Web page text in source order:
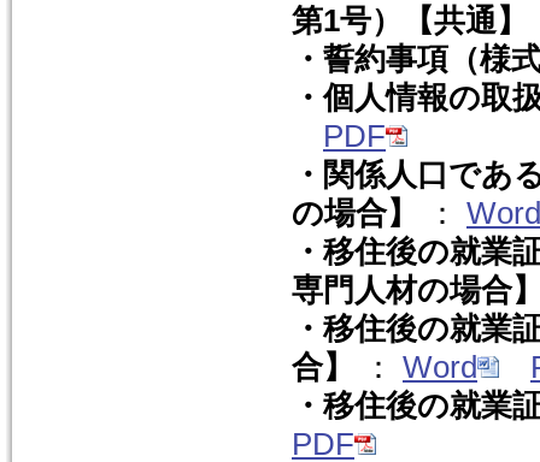
第1号）【共通】
・誓約事項（様
・個人情報の取
PDF
・関係人口であ
の場合】
： Word
・移住後の就業
専門人材の場合
・移住後の就業
合】
： Word
・移住後の就業
PDF